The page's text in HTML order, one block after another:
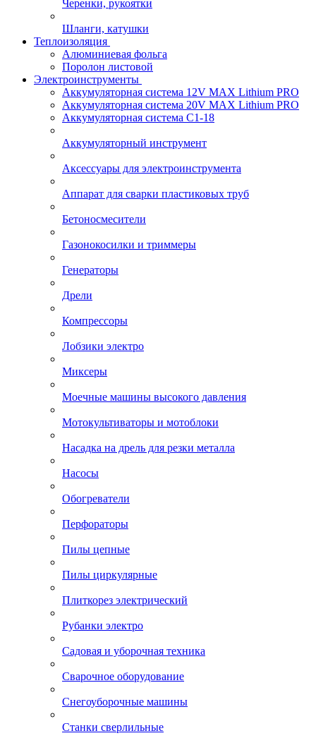
Черенки, рукоятки
Шланги, катушки
Теплоизоляция
Алюминиевая фольга
Поролон листовой
Электроинструменты
Аккумуляторная система 12V MAX Lithium PRO
Аккумуляторная система 20V MAX Lithium PRO
Аккумуляторная система С1-18
Аккумуляторный инструмент
Аксессуары для электроинструмента
Аппарат для сварки пластиковых труб
Бетоносмесители
Газонокосилки и триммеры
Генераторы
Дрели
Компрессоры
Лобзики электро
Миксеры
Моечные машины высокого давления
Мотокультиваторы и мотоблоки
Насадка на дрель для резки металла
Насосы
Обогреватели
Перфораторы
Пилы цепные
Пилы циркулярные
Плиткорез электрический
Рубанки электро
Садовая и уборочная техника
Сварочное оборудование
Снегоуборочные машины
Станки сверлильные